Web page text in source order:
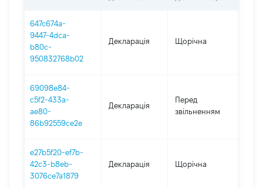
647c674a-
9447-4dca-
b80c-
950832768b02
Декларація Щорічна
69098e84-
c5f2-433a-
ae80-
86b92559ce2e
Декларація
Перед
звільненням
e27b5f20-ef7b-
42c3-b8eb-
3076ce7a1879
Декларація Щорічна